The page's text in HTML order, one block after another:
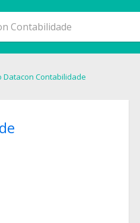
Datacon Contabilidade